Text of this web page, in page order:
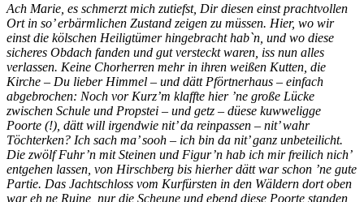
Ach Marie, es schmerzt mich zutiefst, Dir diesen einst prachtvollen
Ort in so’ erbärmlichen Zustand zeigen zu müssen. Hier, wo wir
einst die kölschen Heiligtümer hingebracht hab`n, und wo diese
sicheres Obdach fanden und gut versteckt waren, iss nun alles
verlassen. Keine Chorherren mehr in ihren weißen Kutten, die
Kirche – Du lieber Himmel – und dätt Pförtnerhaus – einfach
abgebrochen: Noch vor Kurz’m klaffte hier ’ne große Lücke
zwischen Schule und Propstei – und getz – düese kuwweligge
Poorte (!), dätt will irgendwie nit’ da reinpassen – nit’ wahr
Töchterken? Ich sach ma’ sooh – ich bin da nit’ ganz unbeteilicht.
Die zwölf Fuhr’n mit Steinen und Figur’n hab ich mir freilich nich’
entgehen lassen, von Hirschberg bis hierher dätt war schon ’ne gute
Partie. Das Jachtschloss vom Kurfürsten in den Wäldern dort oben
war eh ne Ruine, nur die Scheune und ebend diese Poorte standen